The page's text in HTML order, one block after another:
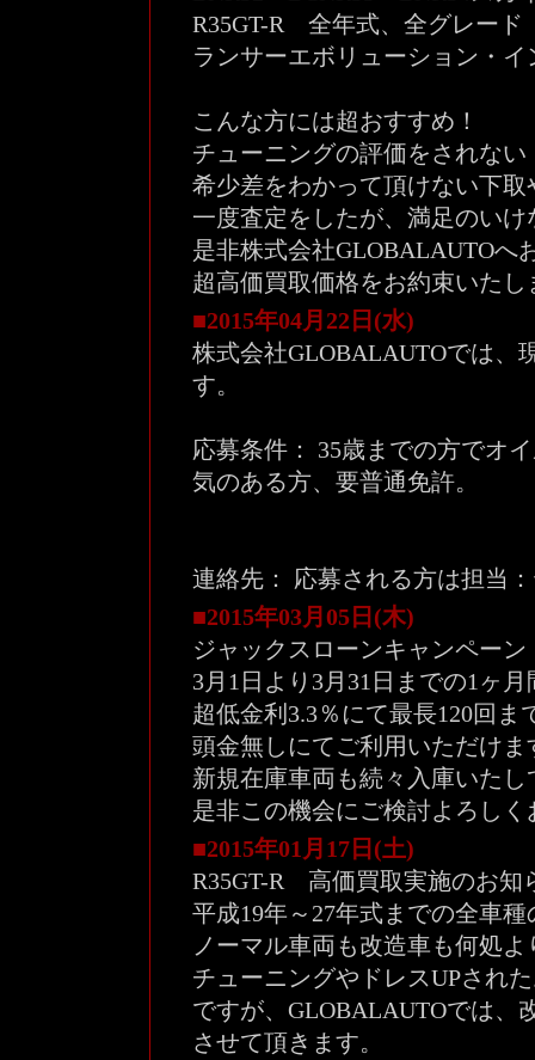
R35GT-R 全年式、全グレード
ランサーエボリューション・
こんな方には超おすすめ！
チューニングの評価をされない
希少差をわかって頂けない下
一度査定をしたが、満足のいけ
是非株式会社GLOBALAUTOへ
超高価買取価格をお約束いたし
■2015年04月22日(水)
株式会社GLOBALAUTOでは、
す。
応募条件： 35歳までの方でオ
気のある方、要普通免許。
連絡先： 応募される方は担当
■2015年03月05日(木)
ジャックスローンキャンペーン
3月1日より3月31日までの1ヶ月
超低金利3.3％にて最長120回
頭金無しにてご利用いただけま
新規在庫車両も続々入庫いた
是非この機会にご検討よろし
■2015年01月17日(土)
R35GT-R 高価買取実施のお知
平成19年～27年式までの全車
ノーマル車両も改造車も何処
チューニングやドレスUPされ
ですが、GLOBALAUTOでは、
させて頂きます。